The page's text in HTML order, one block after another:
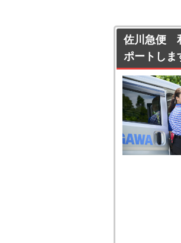
佐川急便
ポートしま